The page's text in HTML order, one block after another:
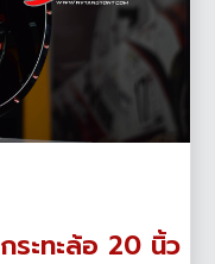
กระทะล้อ 20 นิ้ว